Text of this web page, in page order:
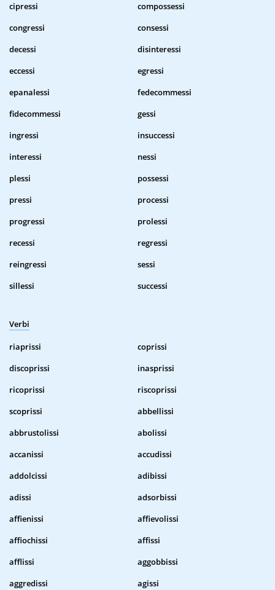
cipressi
compossessi
congressi
consessi
decessi
disinteressi
eccessi
egressi
epanalessi
fedecommessi
fidecommessi
gessi
ingressi
insuccessi
interessi
nessi
plessi
possessi
pressi
processi
progressi
prolessi
recessi
regressi
reingressi
sessi
sillessi
successi
Verbi
riaprissi
coprissi
discoprissi
inasprissi
ricoprissi
riscoprissi
scoprissi
abbellissi
abbrustolissi
abolissi
accanissi
accudissi
addolcissi
adibissi
adissi
adsorbissi
affienissi
affievolissi
affiochissi
affissi
afflissi
aggobbissi
aggredissi
agissi